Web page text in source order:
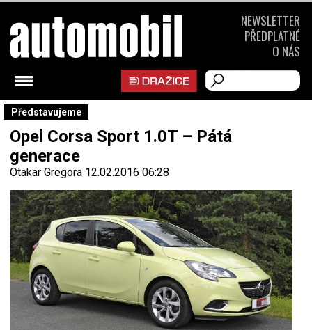
Představujeme
Opel Corsa Sport 1.0T – Pátá
generace
Otakar Gregora 12.02.2016 06:28
NEWSLETTER
PŘEDPLATNÉ
O NÁS